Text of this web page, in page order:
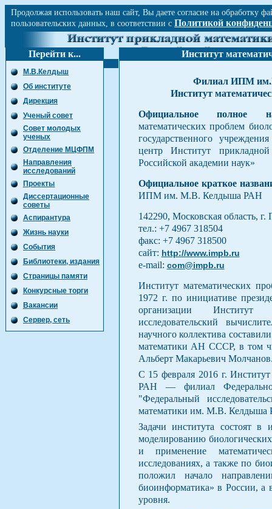
Продолжая использовать наш сайт, Вы даете согласие на обработку
пользовательских данных, в соответствии с Политикой
Перейти к...
М.В.Келдыш
Об институте
Дирекция
Ученый cовет
Совет молодых
ученых
Отделение МЦФПМ
Направления
исследований
Проекты
Диссертационные
советы
Аспирантура
Жизнь науки
События
Библиотеки, издания
Страницы памяти
Конкурсные торги
Вакансии
Сервер, сеть
Институт
Филиал ИПМ
Институт
Официальное полное
математических проблем
государственного
центр Институт
Российской академии наук»
Официальное краткое
ИПМ им. М.В. Келдыша РАН
142290, Московская область,
тел.: +7 4967 318504
факс: +7 4967 318500
сайт: http://www.impb.ru
e-mail: com@impb.ru
Институт математических
1972 г. по инициативе
организации
исследовательский
научного коллектива
математики АН СССР, в том
Альберт Макарьевич
C 15 февраля 2016 г.
РАН — филиал
"Федеральный
математики им. М.В. Келдыша
Задачи института состоят в
моделированию
и применение
исследованиях, а также по
положил начало
биоинформатика» в России, а
уровня.